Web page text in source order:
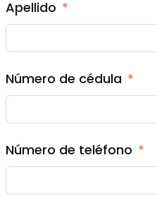
Apellido
Número de cédula
Número de teléfono